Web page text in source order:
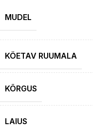
MUDEL
KÖETAV RUUMALA
KÕRGUS
LAIUS